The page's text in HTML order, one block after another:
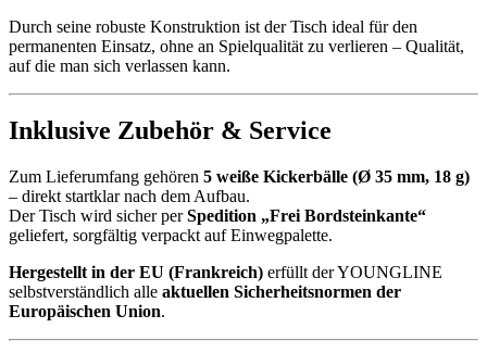
Durch seine robuste Konstruktion ist der Tisch ideal für den
permanenten Einsatz, ohne an Spielqualität zu verlieren – Qualität,
auf die man sich verlassen kann.
Inklusive Zubehör & Service
Zum Lieferumfang gehören 5 weiße Kickerbälle (Ø 35 mm, 18 g)
– direkt startklar nach dem Aufbau.
Der Tisch wird sicher perSpedition „Frei Bordsteinkante“
geliefert, sorgfältig verpackt auf Einwegpalette.
Hergestellt in der EU (Frankreich) erfüllt der YOUNGLINE
selbstverständlich alle aktuellen Sicherheitsnormen der
Europäischen Union.